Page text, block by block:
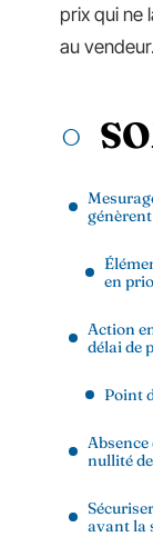
prix qui ne
au vendeur.
génèrent
en
Action
délai de
Point
Absence
nullité
avant la